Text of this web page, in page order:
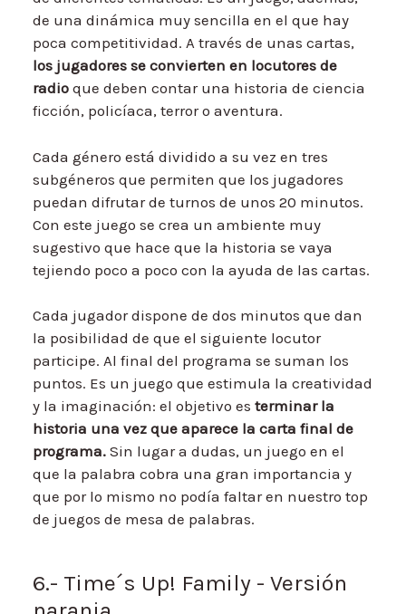
de una dinámica muy sencilla en el que hay
poca competitividad. A través de unas cartas,
los jugadores se convierten en locutores de
radio que deben contar una historia de ciencia
ficción, policíaca, terror o aventura.
Cada género está dividido a su vez en tres
subgéneros que permiten que los jugadores
puedan difrutar de turnos de unos 20 minutos.
Con este juego se crea un ambiente muy
sugestivo que hace que la historia se vaya
tejiendo poco a poco con la ayuda de las cartas.
Cada jugador dispone de dos minutos que dan
la posibilidad de que el siguiente locutor
participe. Al final del programa se suman los
puntos. Es un juego que estimula la creatividad
y la imaginación: el objetivo es terminar la
historia una vez que aparece la carta final de
programa. Sin lugar a dudas, un juego en el
que la palabra cobra una gran importancia y
que por lo mismo no podía faltar en nuestro top
de juegos de mesa de palabras.
6.- Time´s Up! Family - Versión